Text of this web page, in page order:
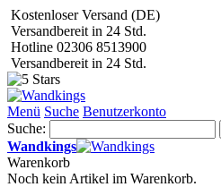
Kostenloser Versand (DE)
Versandbereit in 24 Std.
Hotline 02306 8513900
Versandbereit in 24 Std.
Menü Suche Benutzerkonto
Suche:
Wandkings
Warenkorb
Noch kein Artikel im Warenkorb.